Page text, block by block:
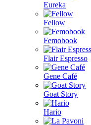
Eureka
Fellow
Femobook
Flair Espresso
Gene Café
Goat Story
Hario